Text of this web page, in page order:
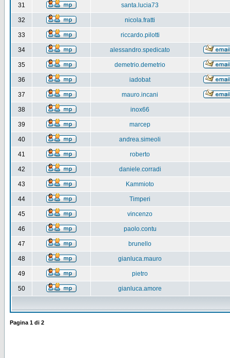
31 santa.lucia73
32 nicola.fratti
33 riccardo.pilotti
34 alessandro.spedicato
35 demetrio.demetrio
36 iadobat
37 mauro.incani
38 inox66
39 marcep
40 andrea.simeoli
41 roberto
42 daniele.corradi
43 Kammioto
44 Timperi
45 vincenzo
46 paolo.contu
47 brunello
48 gianluca.mauro
49 pietro
50 gianluca.amore
Pagina 1 di 2